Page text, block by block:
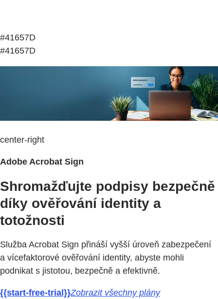
#41657D
#41657D
center-right
Adobe Acrobat Sign
Shromažďujte podpisy bezpečně
díky ověřování identity a
totožnosti
Služba Acrobat Sign přináší vyšší úroveň zabezpečení
a vícefaktorové ověřování identity, abyste mohli
podnikat s jistotou, bezpečně a efektivně.
{{start-free-trial}}Zobrazit všechny plány